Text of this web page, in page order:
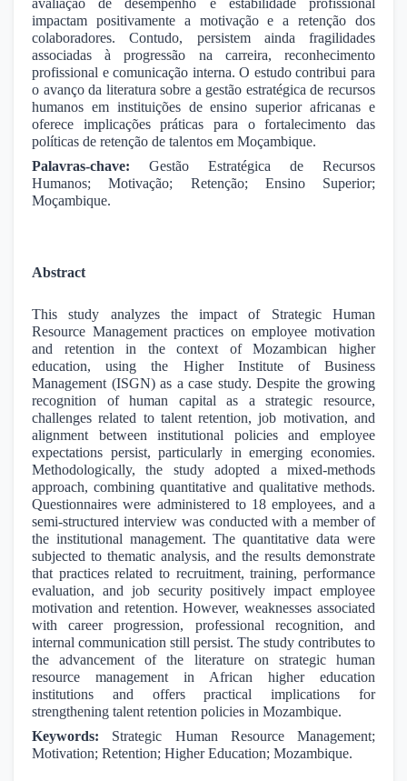
avaliação de desempenho e estabilidade profissional
impactam positivamente a motivação e a retenção dos
colaboradores. Contudo, persistem ainda fragilidades
associadas à progressão na carreira, reconhecimento
profissional e comunicação interna. O estudo contribui para
o avanço da literatura sobre a gestão estratégica de recursos
humanos em instituições de ensino superior africanas e
oferece implicações práticas para o fortalecimento das
políticas de retenção de talentos em Moçambique.
Palavras-chave: Gestão Estratégica de Recursos
Humanos; Motivação; Retenção; Ensino Superior;
Moçambique.
Abstract
This study analyzes the impact of Strategic Human
Resource Management practices on employee motivation
and retention in the context of Mozambican higher
education, using the Higher Institute of Business
Management (ISGN) as a case study. Despite the growing
recognition of human capital as a strategic resource,
challenges related to talent retention, job motivation, and
alignment between institutional policies and employee
expectations persist, particularly in emerging economies.
Methodologically, the study adopted a mixed-methods
approach, combining quantitative and qualitative methods.
Questionnaires were administered to 18 employees, and a
semi-structured interview was conducted with a member of
the institutional management. The quantitative data were
subjected to thematic analysis, and the results demonstrate
that practices related to recruitment, training, performance
evaluation, and job security positively impact employee
motivation and retention. However, weaknesses associated
with career progression, professional recognition, and
internal communication still persist. The study contributes to
the advancement of the literature on strategic human
resource management in African higher education
institutions and offers practical implications for
strengthening talent retention policies in Mozambique.
Keywords: Strategic Human Resource Management;
Motivation; Retention; Higher Education; Mozambique.